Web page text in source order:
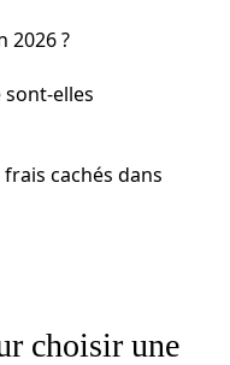
2026 ?
sont-elles
cachés dans
choisir une